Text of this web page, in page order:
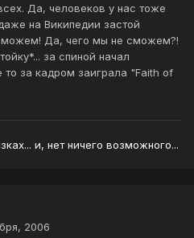
Да, человеков у нас тоже
на Википедии застой
Да, чего мы не сможем?!
за спиной начал
за кадром заиграла "Faith of
и, нет ничего возможного...
2006